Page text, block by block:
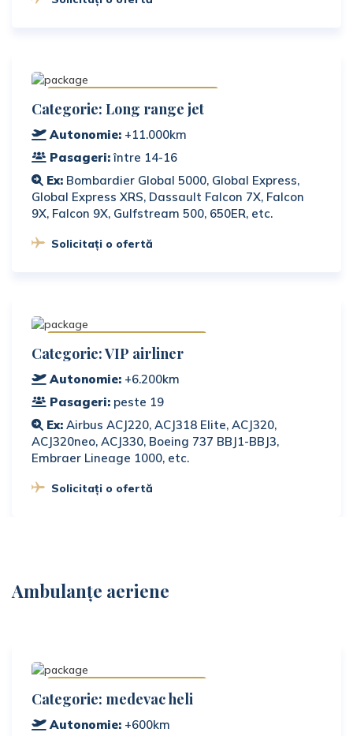
Disponibile în România
Categorie: Long range jet
Autonomie: +11.000km
Pasageri:între 14-16
Ex: Bombardier Global 5000, Global Express,
Global Express XRS, Dassault Falcon 7X, Falcon
9X, Falcon 9X, Gulfstream 500, 650ER, etc.
Solicitați o ofertă
Disponibile la cerere
Categorie: VIP airliner
Autonomie: +6.200km
Pasageri: peste 19
Ex: Airbus ACJ220, ACJ318 Elite, ACJ320,
ACJ320neo, ACJ330, Boeing 737 BBJ1-BBJ3,
Embraer Lineage 1000, etc.
Solicitați o ofertă
Ambulanțe aeriene
Disponibile la cerere
Categorie: medevac heli
Autonomie: +600km